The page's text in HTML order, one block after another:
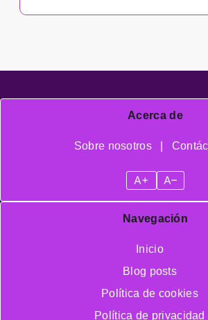
Acerca de
Sobre nosotros
A+ A–
Navegación
Inicio
Blog posts
Política de cookies
Política de privacidad